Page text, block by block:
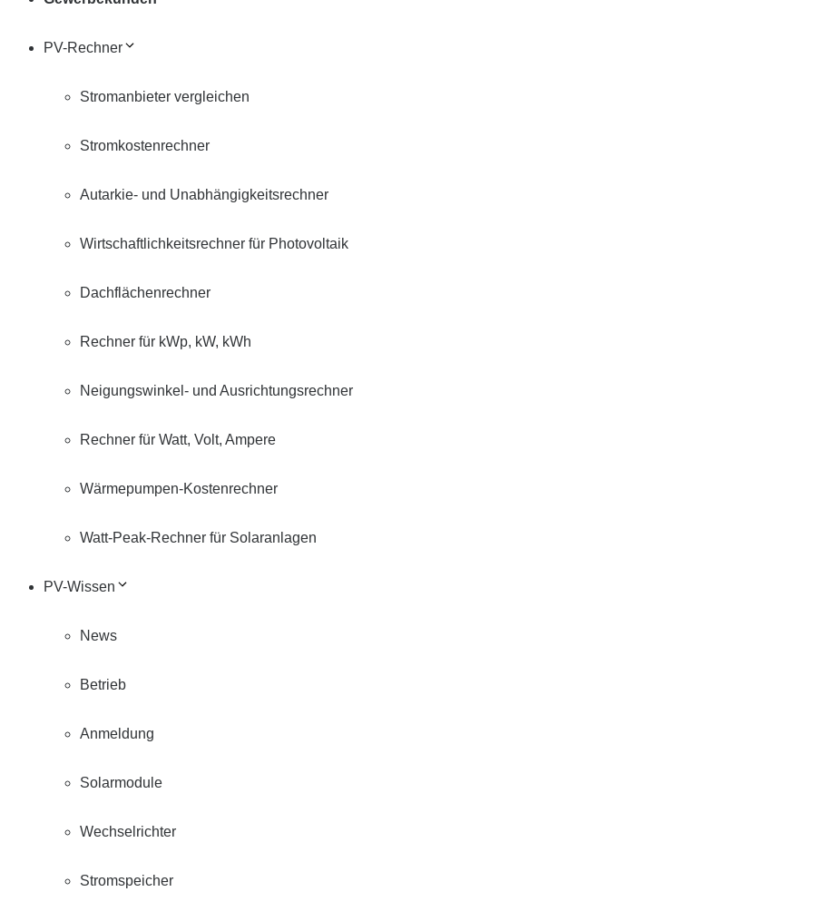
PV-Rechner
Stromanbieter vergleichen
Stromkostenrechner
Autarkie- und Unabhängigkeitsrechner
Wirtschaftlichkeitsrechner für Photovoltaik
Dachflächenrechner
Rechner für kWp, kW, kWh
Neigungswinkel- und Ausrichtungsrechner
Rechner für Watt, Volt, Ampere
Wärmepumpen-Kostenrechner
Watt-Peak-Rechner für Solaranlagen
PV-Wissen
News
Betrieb
Anmeldung
Solarmodule
Wechselrichter
Stromspeicher